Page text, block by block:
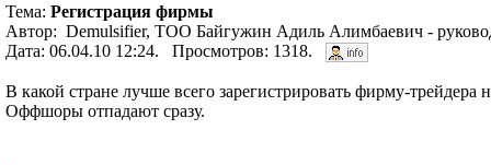
Тема: Регистрация фирмы
Автор: Demulsifier, TOO Байгужин Адиль Алимбаевич -
Дата: 06.04.10 12:24. Просмотров: 1318.
В какой стране лучше всего зарегистрировать фирму-трейдера
Оффшоры отпадают сразу.